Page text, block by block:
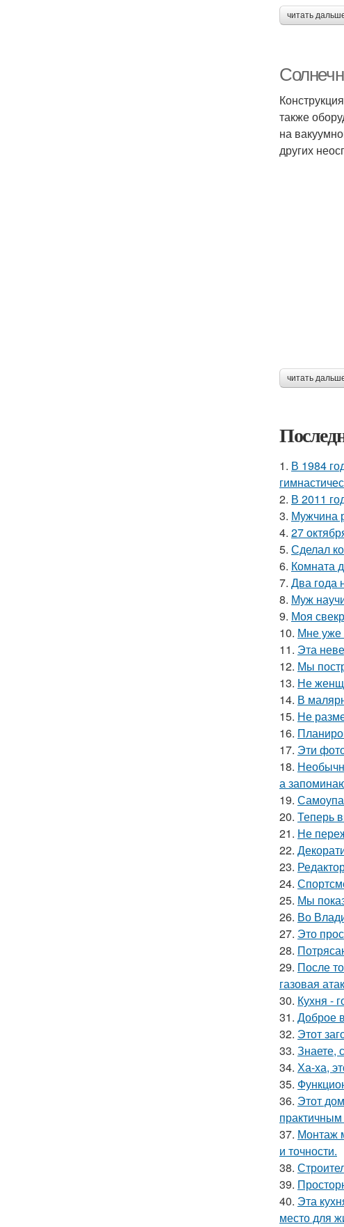
читать
также
на
других
читать
1. В 1984
2. В 2011
3. Мужчина
4. 27
5. Сделал
6. Комната
7. Два года
8. Муж
9. Моя
10. Мне уже
11. Эта
12. Мы
13. Не
14. В
15. Не
16.
17. Эти
18.
а
19.
20. Теперь
21. Не
22.
23.
24.
25. Мы
26. Во
27. Это
28.
29. После
газовая
30. Кухня -
31. Доброе
32. Этот
33. Знаете,
34. Ха-ха,
35.
36. Этот
37. Монтаж
и точности.
38.
39.
40. Эта
место для